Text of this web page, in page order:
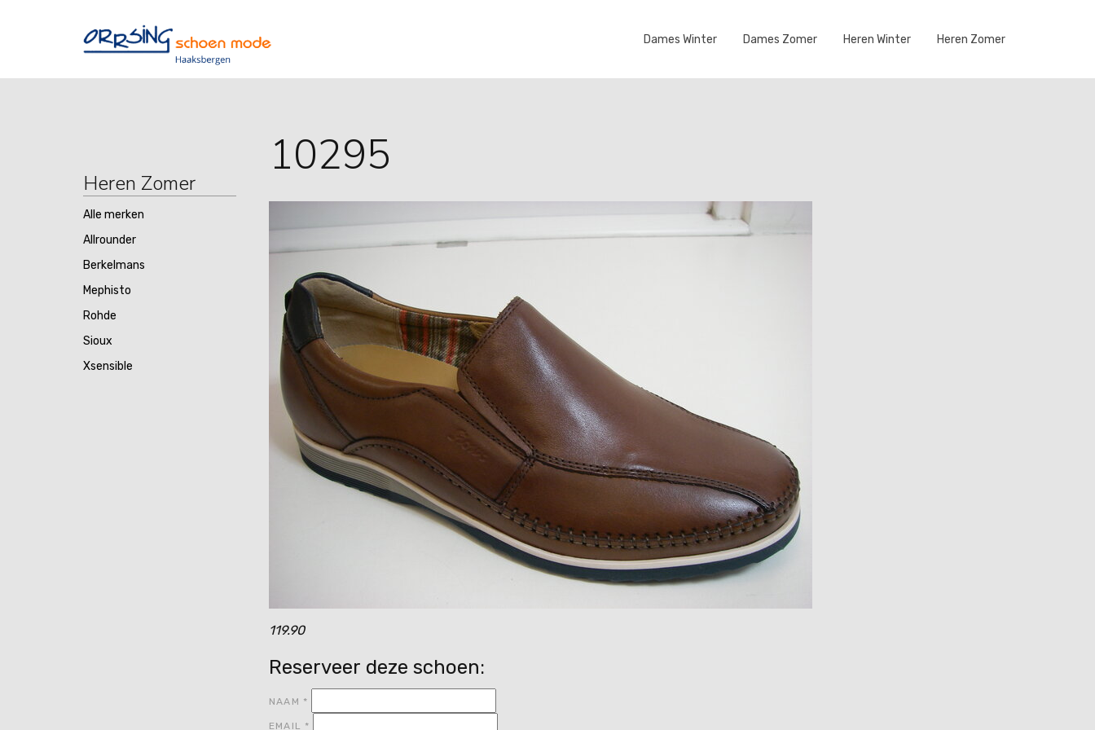
Dames Winter Dames Zomer Heren Winter Heren Zomer
Heren Zomer
Alle merken
Allrounder
Berkelmans
Mephisto
Rohde
Sioux
Xsensible
10295
119.90
Reserveer deze schoen:
NAAM *
EMAIL *